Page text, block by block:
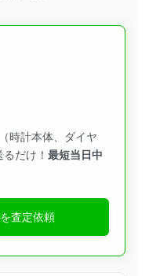
時計本体、ダイヤ
だけ！ 最短当日中
査定依頼